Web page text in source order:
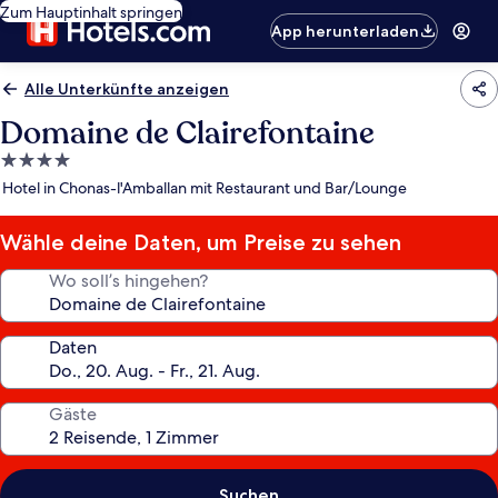
Zum Hauptinhalt springen
App herunterladen
Alle Unterkünfte anzeigen
Domaine de Clairefontaine
4.0-
Sterne-
Hotel in Chonas-l'Amballan mit Restaurant und Bar/Lounge
Wähle deine Daten, um Preise zu sehen
Wo soll’s hingehen?
Daten
Gäste